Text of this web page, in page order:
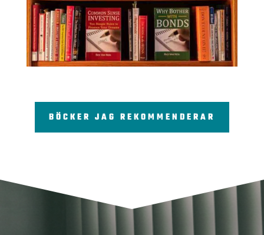
BÖCKER JAG REKOMMENDERAR